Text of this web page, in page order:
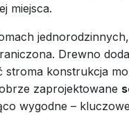
miejsca.
Drewno
stroma konstrukcja
zaprojektowane
wygodne –